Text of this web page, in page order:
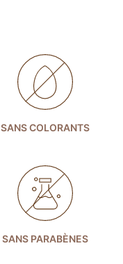
SANS COLORANTS
SANS PARABÈNES